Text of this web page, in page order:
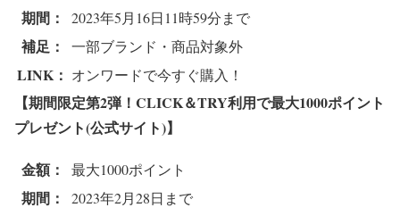
期間： 2023年5月16日11時59分まで
補足： 一部ブランド・商品対象外
LINK： オンワードで今すぐ購入！
【期間限定第2弾！CLICK＆TRY利用で最大1000ポイント
プレゼント(公式サイト)】
金額： 最大1000ポイント
期間： 2023年2月28日まで